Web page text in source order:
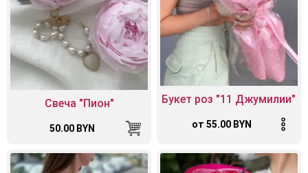
Свеча "Пион"
50.00 BYN
Букет роз "11 Джумилии"
от 55.00 BYN